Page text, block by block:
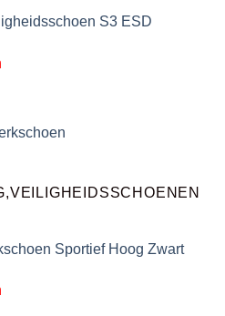
S3 ESD
Sportief Hoog Zwart